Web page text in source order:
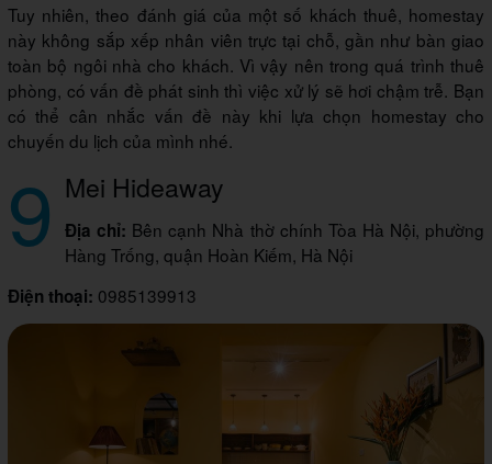
Tuy nhiên, theo đánh giá của một số khách thuê, homestay
này không sắp xếp nhân viên trực tại chỗ, gần như bàn giao
toàn bộ ngôi nhà cho khách. Vì vậy nên trong quá trình thuê
phòng, có vấn đề phát sinh thì việc xử lý sẽ hơi chậm trễ. Bạn
có thể cân nhắc vấn đề này khi lựa chọn homestay cho
chuyến du lịch của mình nhé.
9 Mei Hideaway
Địa chỉ: Bên cạnh Nhà thờ chính Tòa Hà Nội, phường
Hàng Trống, quận Hoàn Kiếm, Hà Nội
Điện thoại: 0985139913